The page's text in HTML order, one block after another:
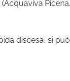
discesa, si